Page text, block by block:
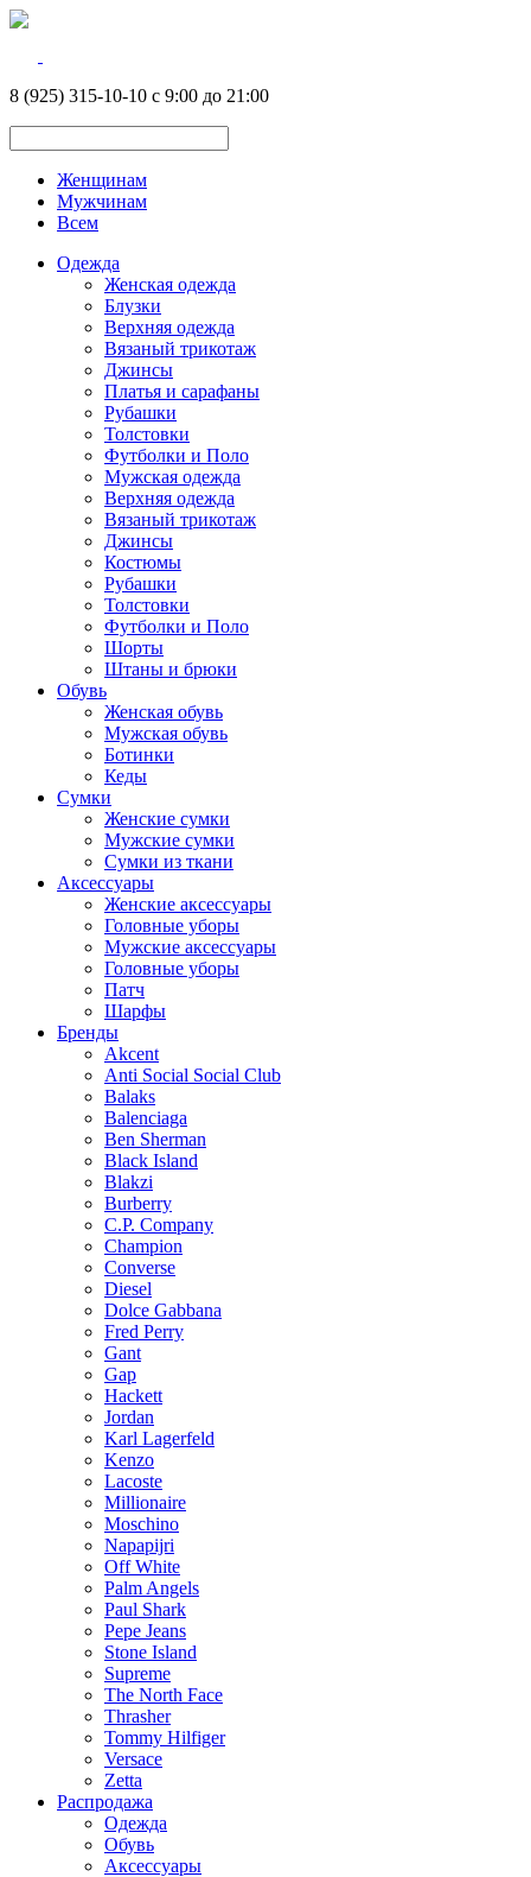
8 (925) 315-10-10 с 9:00 до 21:00
Женщинам
Мужчинам
Всем
Одежда
Женская одежда
Блузки
Верхняя одежда
Вязаный трикотаж
Джинсы
Платья и сарафаны
Рубашки
Толстовки
Футболки и Поло
Мужская одежда
Верхняя одежда
Вязаный трикотаж
Джинсы
Костюмы
Рубашки
Толстовки
Футболки и Поло
Шорты
Штаны и брюки
Обувь
Женская обувь
Мужская обувь
Ботинки
Кеды
Сумки
Женские сумки
Мужские сумки
Сумки из ткани
Аксессуары
Женские аксессуары
Головные уборы
Мужские аксессуары
Головные уборы
Патч
Шарфы
Бренды
Akcent
Anti Social Social Club
Balaks
Balenciaga
Ben Sherman
Black Island
Blakzi
Burberry
C.P. Company
Champion
Converse
Diesel
Dolce Gabbana
Fred Perry
Gant
Gap
Hackett
Jordan
Karl Lagerfeld
Kenzo
Lacoste
Millionaire
Moschino
Napapijri
Off White
Palm Angels
Paul Shark
Pepe Jeans
Stone Island
Supreme
The North Face
Thrasher
Tommy Hilfiger
Versace
Zetta
Распродажа
Одежда
Обувь
Аксессуары